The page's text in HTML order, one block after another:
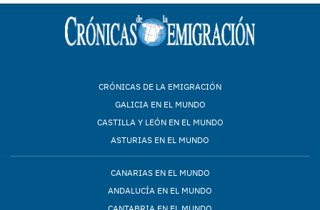
CRÓNICAS DE LA EMIGRACIÓN
GALICIA EN EL MUNDO
CASTILLA Y LEÓN EN EL MUNDO
ASTURIAS EN EL MUNDO
CANARIAS EN EL MUNDO
ANDALUCÍA EN EL MUNDO